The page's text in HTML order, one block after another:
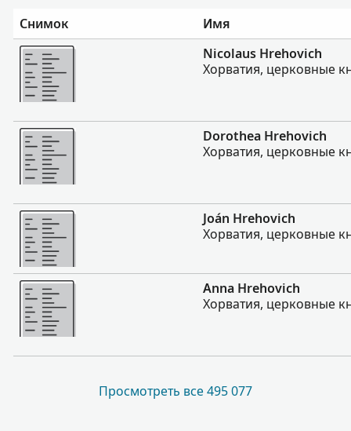
Снимок
Имя
Больше
Nicolaus Hrehovich
Хорватия, церковные
Больше
Dorothea Hrehovich
Хорватия, церковные
Больше
Joán Hrehovich
Хорватия, церковные
Больше
Anna Hrehovich
Хорватия, церковные
Просмотреть все 495 077